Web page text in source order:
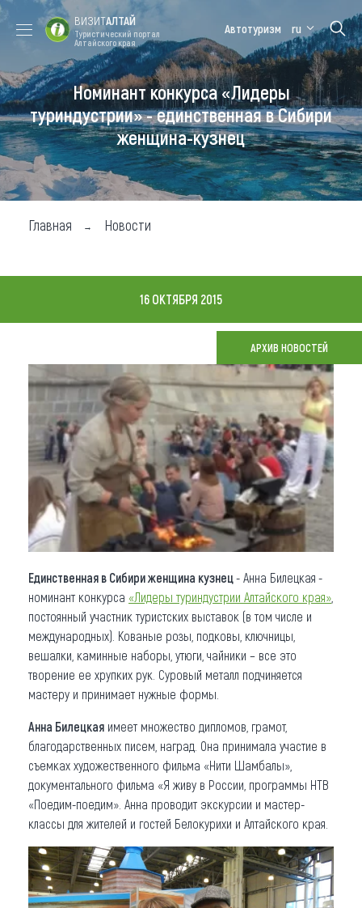
Форум VISIT
ALTAI
Цветение
маральника
Медицинский
форум
Алтайская
зимовка
Туры
Где побывать
Чем заняться
Карта
Что привезти (сувениры)
О регионе
Коллекция впечатлений
Другие рубрики
ВИЗИТАЛТАЙ
Туристический портал
Алтайского края
Автотуризм ru
Номинант конкурса «Лидеры
туриндустрии» - единственная в Сибири
женщина-кузнец
Главная Новости
16 ОКТЯБРЯ 2015
АРХИВ НОВОСТЕЙ
Единственная в Сибири женщина кузнец- Анна Билецкая -
номинант конкурса «Лидеры туриндустрии Алтайского края»
постоянный участник туристских выставок (в том числе и
международных). Кованые розы, подковы, ключницы,
вешалки, каминные наборы, утюги, чайники – все это
творение ее хрупких рук. Суровый металл подчиняется
мастеру и принимает нужные формы.
Анна Билецкая имеет множество дипломов, грамот,
благодарственных писем, наград. Она принимала участие в
съемках художественного фильма «Нити Шамбалы»,
документального фильма «Я живу в России, программы НТВ
«Поедим-поедим». Анна проводит экскурсии и мастер-
классы для жителей и гостей Белокурихи и Алтайского края.